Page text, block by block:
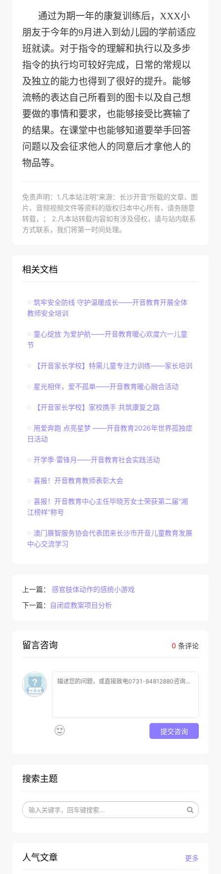
通过为期一年的康复训练后，XXX小
朋友于今年的9月进入到幼儿园的学前适应
班就读。对于指令的理解和执行以及多步
指令的执行均可较好完成，日常的常规以
及独立的能力也得到了很好的提升。能够
流畅的表达自己所看到的图卡以及自己想
要做的事情和要求，也能够接受比赛输了
的结果。在课堂中也能够知道要举手回答
问题以及会征求他人的同意后才拿他人的
物品等。
免责声明：1.凡本站注明“来源：长沙开音”所载的文章、图
片、音频视频文件等资料的版权归本中心所有，请务随意
转载，； 2.凡本站转载内容如有涉及侵权，请与站内联系
方式联系，我们将第一时间处理。
相关文档
筑牢安全防线 守护温暖成长——开音教育开展全体
教师安全培训
童心绽放 为爱护航——开音教育暖心欢度六一儿童
节
【开音家长学校】特需儿童专注力训练——家长培训
星光相伴，爱不孤单——开音教育暖心融合活动
【开音家长学校】家校携手 共筑康复之路
用爱奔跑 点亮星梦 ——开音教育2026年世界孤独症
日活动
开学季·雷锋月——开音教育社会实践活动
喜报！开音教育教师表彰大会
喜报！开音教育中心主任毕晓芳女士荣获第二届“湘
江榜样”称号
澳门展智服务协会代表团来长沙市开音儿童教育发展
中心交流学习
上一篇：
感官肢体动作的感统小游戏
下一篇：
自闭症教案项目分析
0 条评论
留言咨询
提交咨询
搜索主题
更多
人气文章